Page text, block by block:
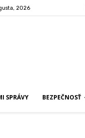
2026
SPRÁVY BEZPEČNOSŤ